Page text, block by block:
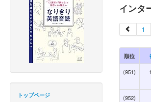
トップページ
インタ
1
順位
(951)
(952)